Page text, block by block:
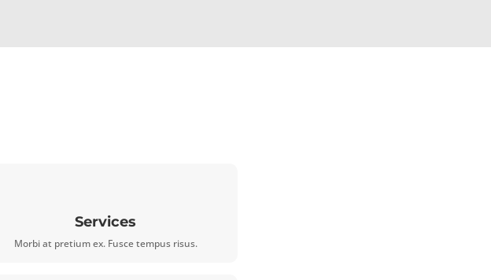
Services
Morbi at pretium ex. Fusce tempus risus.